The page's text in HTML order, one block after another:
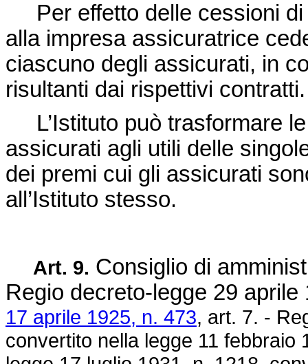
Per effetto delle cessioni di
alla impresa assicuratrice
ciascuno degli assicurati, in
risultanti dai rispettivi contratti.
L’Istituto può trasformare
assicurati agli utili delle
dei premi cui gli assicurati
all’Istituto stesso.
Art. 9. Consiglio di
Regio decreto-legge 29 aprile
17 aprile 1925, n. 473, art. 7. -
convertito nella legge 11 febbraio